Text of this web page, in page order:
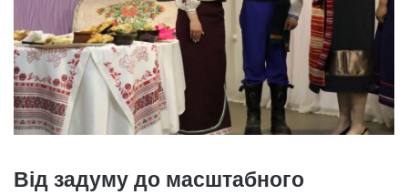
Від задуму до масштабного